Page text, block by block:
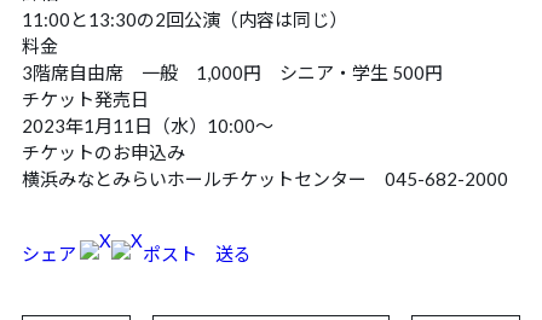
11:00と13:30の2回公演（内容は同じ）
料金
3階席自由席 一般 1,000円 シニア・学生 500円
チケット発売日
2023年1月11日（水）10:00～
チケットのお申込み
横浜みなとみらいホールチケットセンター 045-682-2000
シェア ポスト 送る